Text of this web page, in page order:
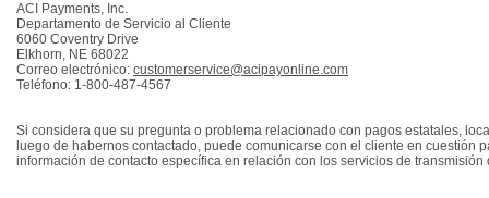
ACI Payments, Inc.
Departamento de Servicio al Cliente
6060 Coventry Drive
Elkhorn, NE 68022
Correo electrónico: customerservice@acipayonline.com
Teléfono: 1-800-487-4567
Si considera que su pregunta o problema relacionado con pagos estatales,
luego de habernos contactado, puede comunicarse con el cliente en
información de contacto específica en relación con los servicios de